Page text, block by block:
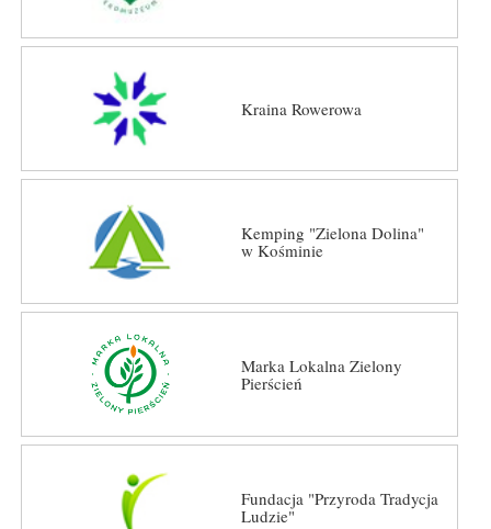
Kraina Rowerowa
Kemping "Zielona Dolina"
w Kośminie
Marka Lokalna Zielony
Pierścień
Fundacja "Przyroda Tradycja
Ludzie"